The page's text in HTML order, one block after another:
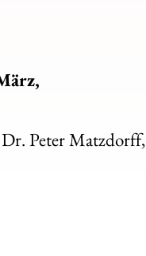
Peter Matzdorff,